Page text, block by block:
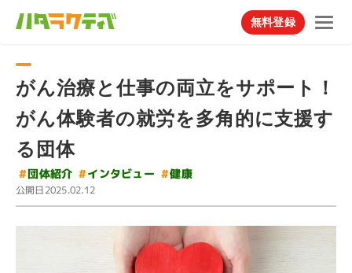
無料登録
がん治療と仕事の両立をサポート！
がん体験者の就労を多角的に支援す
る団体
#団体紹介 #インタビュー #健康
公開日2025.02.12